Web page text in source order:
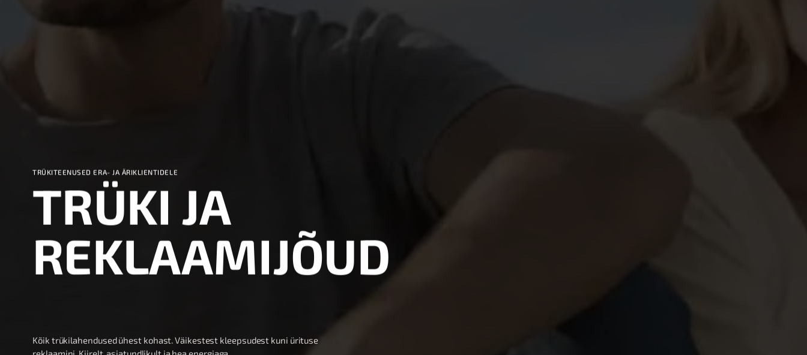
TRÜKITEENUSED ERA- JA ÄRIKLIENTIDELE
TRÜKI JA
REKLAAMIJÕUD
Kõik trükilahendused ühest kohast. Väikestest kleepsudest kuni ürituse